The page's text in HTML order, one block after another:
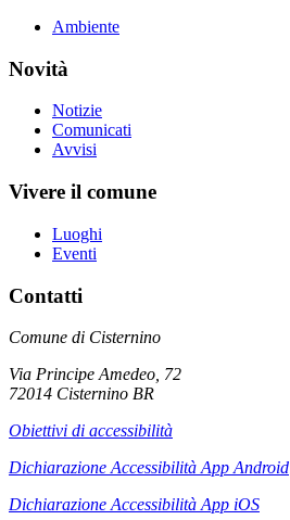
Ambiente
Novità
Notizie
Comunicati
Avvisi
Vivere il comune
Luoghi
Eventi
Contatti
Comune di Cisternino
Via Principe Amedeo, 72
72014 Cisternino BR
Obiettivi di accessibilità
Dichiarazione Accessibilità App Android
Dichiarazione Accessibilità App iOS